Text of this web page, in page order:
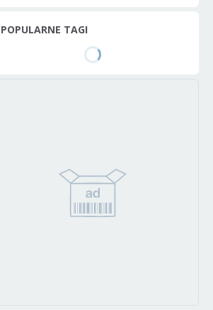
POPULARNE TAGI